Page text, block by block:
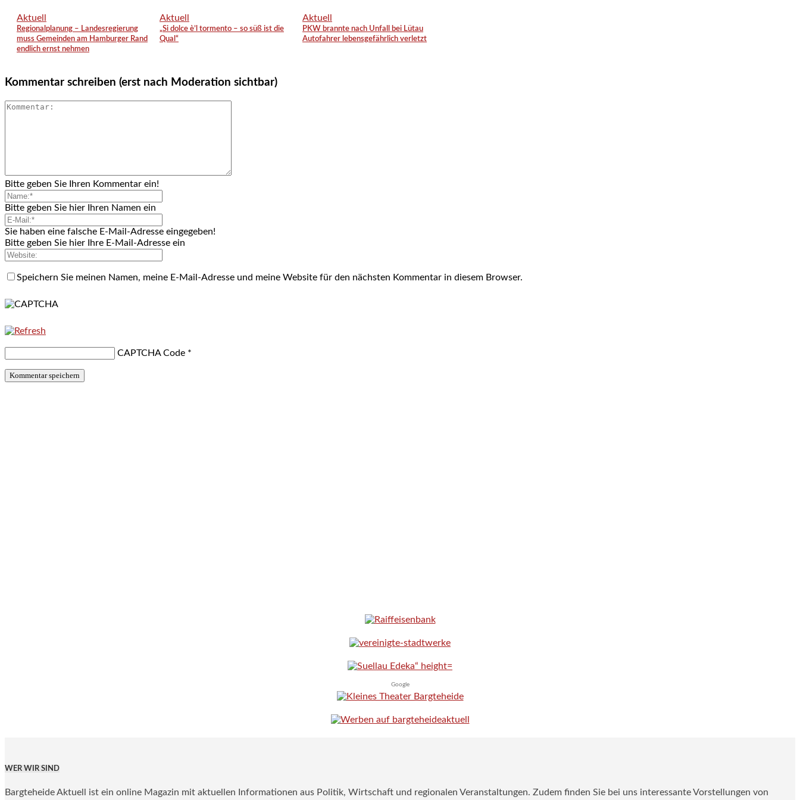
Aktuell
Regionalplanung – Landesregierung
muss Gemeinden am Hamburger Rand
endlich ernst nehmen
Aktuell
„Si dolce è’l tormento – so süß ist die
Qual“
Aktuell
PKW brannte nach Unfall bei Lütau
Autofahrer lebensgefährlich verletzt
Kommentar schreiben (erst nach Moderation sichtbar)
Bitte geben Sie Ihren Kommentar ein!
Bitte geben Sie hier Ihren Namen ein
Sie haben eine falsche E-Mail-Adresse eingegeben!
Bitte geben Sie hier Ihre E-Mail-Adresse ein
Speichern Sie meinen Namen, meine E-Mail-Adresse und meine Website für den nächsten Kommentar in diesem Browser.
CAPTCHA Code *
Google
WER WIR SIND
Bargteheide Aktuell ist ein online Magazin mit aktuellen Informationen aus Politik, Wirtschaft und regionalen Veranstaltungen. Zudem finden Sie bei uns interessante Vorstellungen von